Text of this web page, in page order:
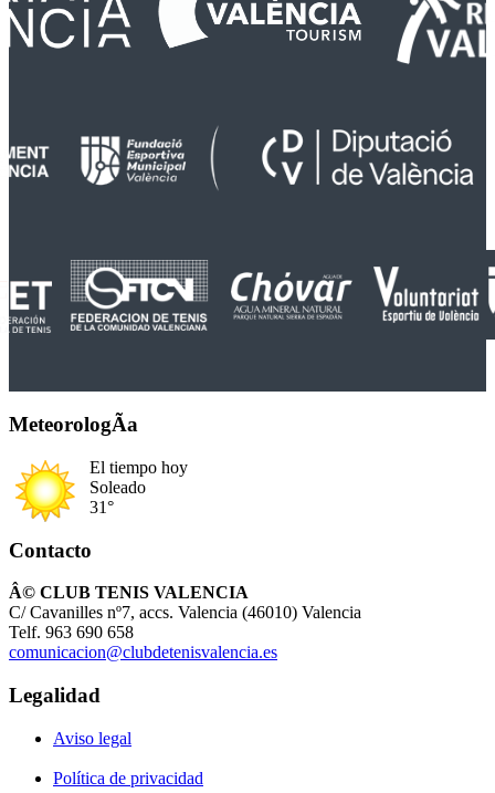
MeteorologÃ­a
El tiempo hoy
Soleado
31°
Contacto
Â© CLUB TENIS VALENCIA
C/ Cavanilles nº7, accs. Valencia (46010) Valencia
Telf. 963 690 658
comunicacion@clubdetenisvalencia.es
Legalidad
Aviso legal
Política de privacidad